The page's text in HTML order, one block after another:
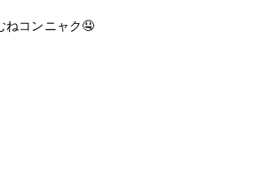
ねコンニャク🤤